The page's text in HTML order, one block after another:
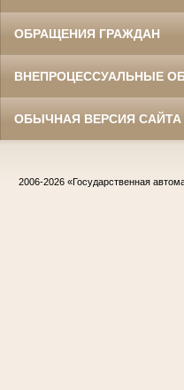
ОБРАЩЕНИЯ ГРАЖДАН
ВНЕПРОЦЕССУАЛЬНЫЕ
ОБЫЧНАЯ ВЕРСИЯ САЙТА
2006-2026 «Государственная